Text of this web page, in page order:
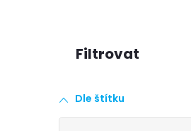
sDle štítku